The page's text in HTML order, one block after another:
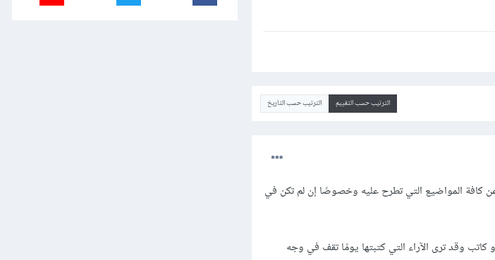
الترتيب حسب التقييم الترتيب حسب التاريخ
عن كافة المواضيع التي تطرح عليه وخصوصًا إن لم تكن في
وقد ترى الآراء التي كتبتها يومًا تقف في وجه